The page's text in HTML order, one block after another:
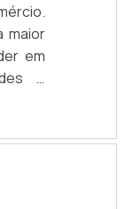
maior
em
e
da
preço